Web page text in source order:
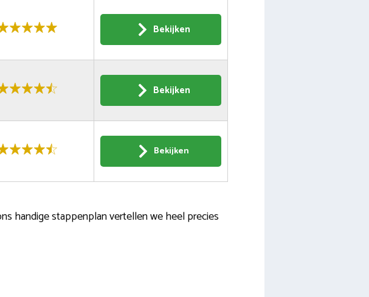
Bekijken
Bekijken
Bekijken
handige stappenplan vertellen we heel precies